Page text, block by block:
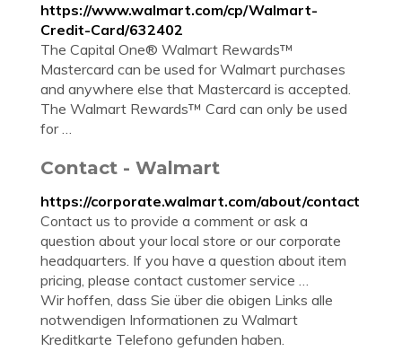
https://www.walmart.com/cp/Walmart-
Credit-Card/632402
The Capital One® Walmart Rewards™
Mastercard can be used for Walmart purchases
and anywhere else that Mastercard is accepted.
The Walmart Rewards™ Card can only be used
for …
Contact - Walmart
https://corporate.walmart.com/about/contact
Contact us to provide a comment or ask a
question about your local store or our corporate
headquarters. If you have a question about item
pricing, please contact customer service …
Wir hoffen, dass Sie über die obigen Links alle
notwendigen Informationen zu Walmart
Kreditkarte Telefono gefunden haben.